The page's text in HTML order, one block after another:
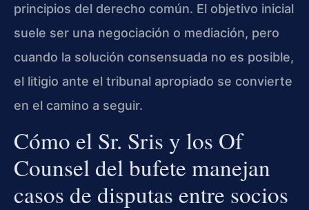
principios del derecho común. El objetivo inicial
suele ser una negociación o mediación, pero
cuando la solución consensuada no es posible,
el litigio ante el tribunal apropiado se convierte
en el camino a seguir.
Cómo el Sr. Sris y los Of
Counsel del bufete manejan
casos de disputas entre socios